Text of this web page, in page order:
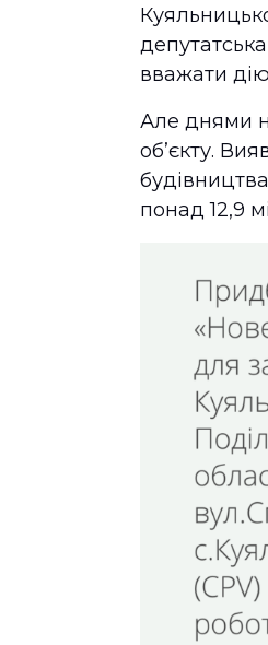
вважати
Але днями
обʼєкту.
понад 12,9